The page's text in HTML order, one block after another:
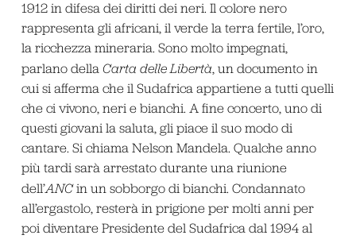
1912 in difesa dei diritti dei neri. Il colore nero
rappresenta gli africani, il verde la terra fertile, l’oro,
la ricchezza mineraria. Sono molto impegnati,
parlano della Carta delle Libertà, un documento in
cui si afferma che il Sudafrica appartiene a tutti quelli
che ci vivono, neri e bianchi. A fine concerto, uno di
questi giovani la saluta, gli piace il suo modo di
cantare. Si chiama Nelson Mandela. Qualche anno
più tardi sarà arrestato durante una riunione
dell’ANCin un sobborgo di bianchi. Condannato
all’ergastolo, resterà in prigione per molti anni per
poi diventare Presidente del Sudafrica dal 1994 al